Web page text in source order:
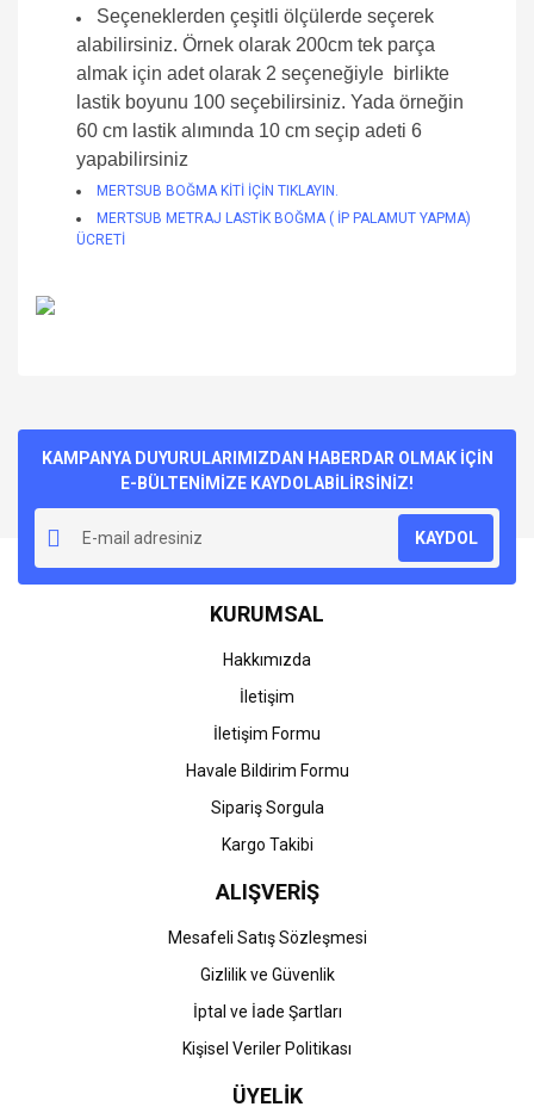
Seçeneklerden çeşitli ölçülerde seçerek
alabilirsiniz. Örnek olarak 200cm tek parça
almak için adet olarak 2 seçeneğiyle birlikte
lastik boyunu 100 seçebilirsiniz. Yada örneğin
60 cm lastik alımında 10 cm seçip adeti 6
yapabilirsiniz
MERTSUB BOĞMA KİTİ İÇİN TIKLAYIN.
MERTSUB METRAJ LASTİK BOĞMA ( İP PALAMUT YAPMA)
ÜCRETİ
Yorum Yaz
kullanarak tarafımıza iletebilirsiniz.
Görüş ve önerileriniz için teşekkür ederiz.
Ürün resmi kalitesiz, bozuk veya görüntülenemiyor.
Ürün açıklamasında eksik bilgiler bulunuyor.
Ürün bilgilerinde hatalar bulunuyor.
Ürün fiyatı diğer sitelerden daha pahalı.
Gönder
KAMPANYA DUYURULARIMIZDAN HABERDAR OLMAK İÇİN
E-BÜLTENİMİZE KAYDOLABİLİRSİNİZ!
KAYDOL
KURUMSAL
Hakkımızda
İletişim
İletişim Formu
Havale Bildirim Formu
Sipariş Sorgula
Kargo Takibi
ALIŞVERİŞ
Mesafeli Satış Sözleşmesi
Gizlilik ve Güvenlik
İptal ve İade Şartları
Kişisel Veriler Politikası
ÜYELİK